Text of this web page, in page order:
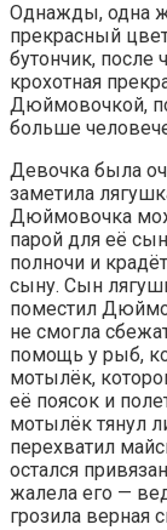
Однажды, одна
прекрасный
бутончик, после
крохотная
Дюймовочкой,
больше
Девочка была
заметила
Дюймовочка
парой для её
полночи и
сыну. Сын
поместил
не смогла
помощь у рыб,
мотылёк,
её поясок и
мотылёк тянул
перехватил
остался
жалела его —
грозила верная